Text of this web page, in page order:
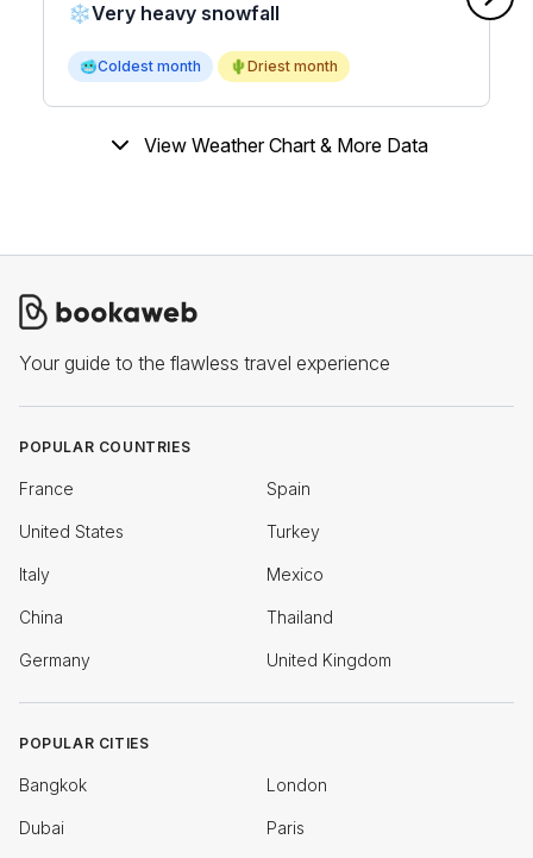
❄️Very heavy snowfall
🥶Coldest month 🌵Driest month
View Weather Chart & More Data
Your guide to the flawless travel experience
POPULAR COUNTRIES
France Spain
United States Turkey
Italy Mexico
China Thailand
Germany United Kingdom
POPULAR CITIES
Bangkok London
Dubai Paris